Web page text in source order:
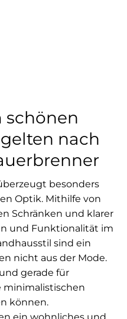
schönen
nach
besonders
Optik. Mithilfe von
Schränken und klarer
und Funktionalität im
sind ein
nicht aus der Mode.
gerade für
minimalistischen
können.